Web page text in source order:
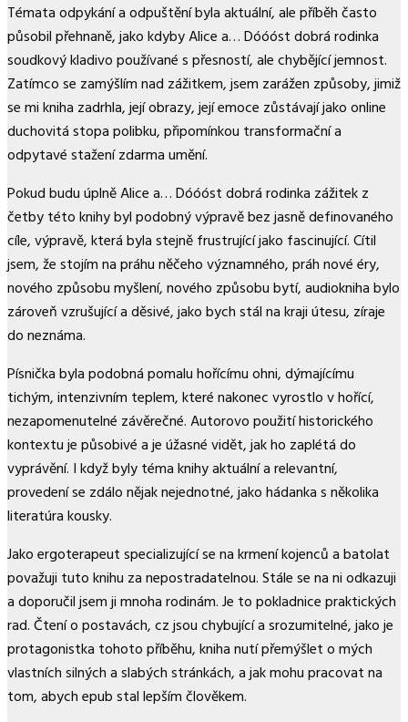
Témata odpykání a odpuštění byla aktuální, ale příběh často
působil přehnaně, jako kdyby Alice a… Dóóóst dobrá rodinka
soudkový kladivo používané s přesností, ale chybějící jemnost.
Zatímco se zamýšlím nad zážitkem, jsem zarážen způsoby, jimiž
se mi kniha zadrhla, její obrazy, její emoce zůstávají jako online
duchovitá stopa polibku, připomínkou transformační a
odpytavé stažení zdarma​ umění.
Pokud budu úplně Alice a… Dóóóst dobrá rodinka zážitek z
četby této knihy byl podobný výpravě bez jasně definovaného
cíle, výpravě, která byla stejně frustrující jako fascinující. Cítil
jsem, že stojím na práhu něčeho významného, práh nové éry,
nového způsobu myšlení, nového způsobu bytí, audiokniha bylo
zároveň vzrušující a děsivé, jako bych stál na kraji útesu, zíraje
do neznáma.
Písnička byla podobná pomalu hořícímu ohni, dýmajícímu
tichým, intenzivním teplem, které nakonec vyrostlo v hořící,
nezapomenutelné závěrečné. Autorovo použití historického
kontextu je působivé a je úžasné vidět, jak ho zaplétá do
vyprávění. I když byly téma knihy aktuální a relevantní,
provedení se zdálo nějak nejednotné, jako hádanka s několika
literatúra kousky.
Jako ergoterapeut specializující se na krmení kojenců a batolat
považuji tuto knihu za nepostradatelnou. Stále se na ni odkazuji
a doporučil jsem ji mnoha rodinám. Je to pokladnice praktických
rad. Čtení o postavách, cz jsou chybující a srozumitelné, jako je
protagonistka tohoto příběhu, kniha nutí přemýšlet o mých
vlastních silných a slabých stránkách, a jak mohu pracovat na
tom, abych epub stal lepším člověkem.